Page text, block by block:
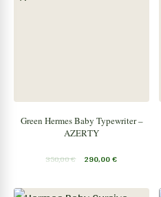
Green Hermes Baby Typewriter –
AZERTY
350,00€ 290,00€